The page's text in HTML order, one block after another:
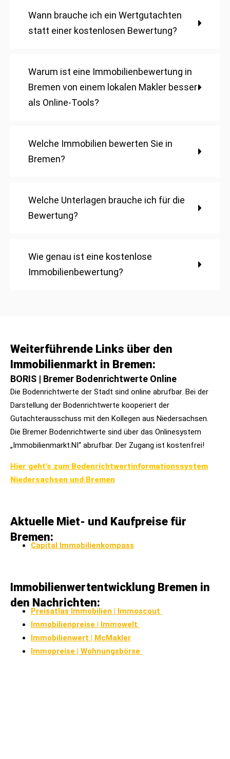
Wann brauche ich ein Wertgutachten
statt einer kostenlosen Bewertung?
Warum ist eine Immobilienbewertung in
Bremen von einem lokalen Makler besser
als Online-Tools?
Welche Immobilien bewerten Sie in
Bremen?
Welche Unterlagen brauche ich für die
Bewertung?
Wie genau ist eine kostenlose
Immobilienbewertung?
Weiterführende Links über den
Immobilienmarkt in Bremen:
BORIS | Bremer Bodenrichtwerte Online
Die Bodenrichtwerte der Stadt sind online abrufbar. Bei der
Darstellung der Bodenrichtwerte kooperiert der
Gutachterausschuss mit den Kollegen aus Niedersachsen.
Die Bremer Bodenrichtwerte sind über das Onlinesystem
„Immobilienmarkt.NI“ abrufbar. Der Zugang ist kostenfrei!
Hier geht’s zum Bodenrichtwertinformationssystem
Niedersachsen und Bremen
Aktuelle Miet- und Kaufpreise für
Bremen:
Capital Immobilienkompass
Immobilienwertentwicklung Bremen in
den Nachrichten:
Preisatlas Immobilien | Immoscout
Immobilienpreise
| Immowelt
Immobilienwert
| McMakler
Immopreise | Wohnungsbörse